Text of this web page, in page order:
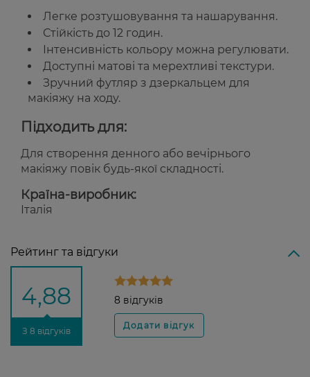
Легке розтушовування та нашарування.
Стійкість до 12 годин.
Інтенсивність кольору можна регулювати.
Доступні матові та мерехтливі текстури.
Зручний футляр з дзеркальцем для
макіяжу на ходу.
Підходить для:
Для створення денного або вечірнього
макіяжу повік будь-якої складності.
Країна-виробник:
Італія
Рейтинг та відгуки
4,88
З 8 відгуків
8 відгуків